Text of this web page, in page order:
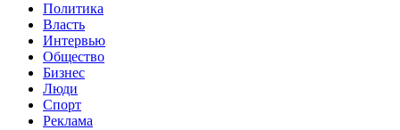
Политика
Власть
Интервью
Общество
Бизнес
Люди
Спорт
Реклама